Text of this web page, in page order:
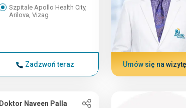
Szpitale Apollo Health City,
Arilova, Vizag
Zadzwoń teraz Umów się na wizytę
Doktor Naveen Palla